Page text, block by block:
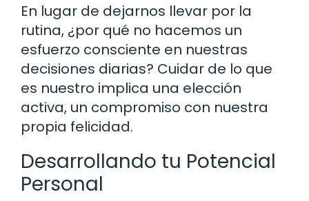
En lugar de dejarnos llevar por la
rutina, ¿por qué no hacemos un
esfuerzo consciente en nuestras
decisiones diarias? Cuidar de lo que
es nuestro implica una elección
activa, un compromiso con nuestra
propia felicidad.
Desarrollando tu Potencial
Personal